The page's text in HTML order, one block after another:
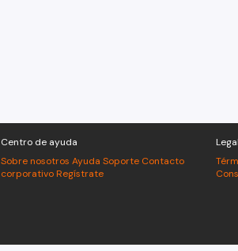
Centro de ayuda
Sobre nosotros Ayuda Soporte Contacto
corporativo Regístrate
Legal